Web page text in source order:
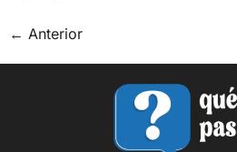
← Anterior